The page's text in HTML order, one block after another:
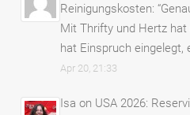
Reinigungskosten: “
Mit Thrifty und Hertz
hat Einspruch eingelegt,
Apr 20, 21:33
Isa on USA 2026: